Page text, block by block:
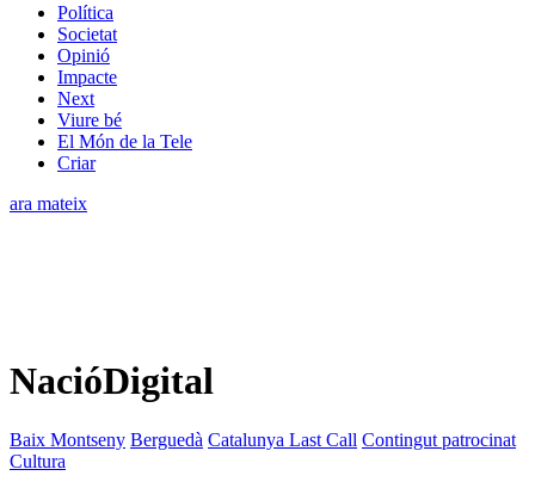
Política
Societat
Opinió
Impacte
Next
Viure bé
El Món de la Tele
Criar
ara mateix
NacióDigital
Baix Montseny Berguedà Catalunya Last Call Contingut patrocinat
Cultura